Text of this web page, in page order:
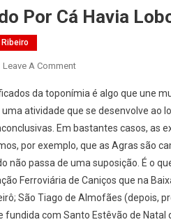
Por Cá Havia
Leave A CommentOn
De
Quando
Por
Cá
Havia
Lobos
da toponímia é algo que une
atividade que se desenvolve ao
Em bastantes casos, as
por exemplo, que as Agras são
não passa de uma suposição. É o
Ferroviária de Caniços que na
São Tiago de Almofães (depois,
com Santo Estêvão de Natal